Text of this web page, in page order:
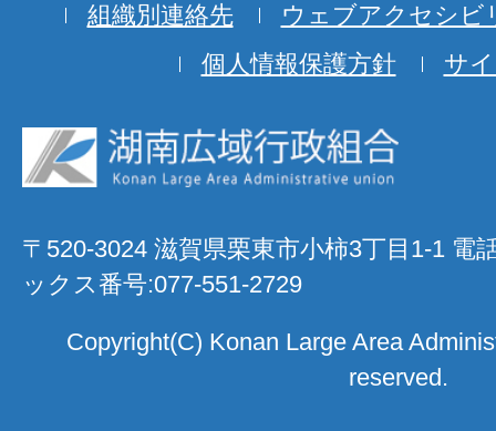
組織別連絡先
ウェブアクセシビ
個人情報保護方針
サ
〒520-3024 滋賀県栗東市小柿3丁目1-1 電
ックス番号:077-551-2729
Copyright(C) Konan Large Area
reserved.